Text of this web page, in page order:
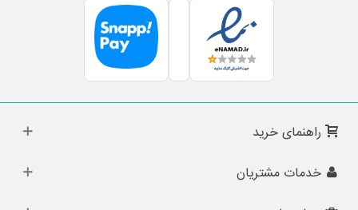
راهنمای خرید
خدمات مشتریان